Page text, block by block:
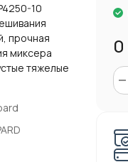
10
прочная
миксера
тяжелые
0